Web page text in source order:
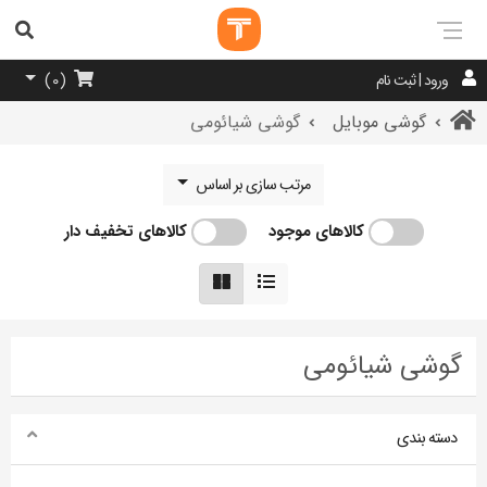
ورود | ثبت نام (
0
)
گوشی موبایل گوشی شیائومی
مرتب سازی بر اساس
کالاهای موجود
کالاهای تخفیف دار
گوشی شیائومی
دسته بندی